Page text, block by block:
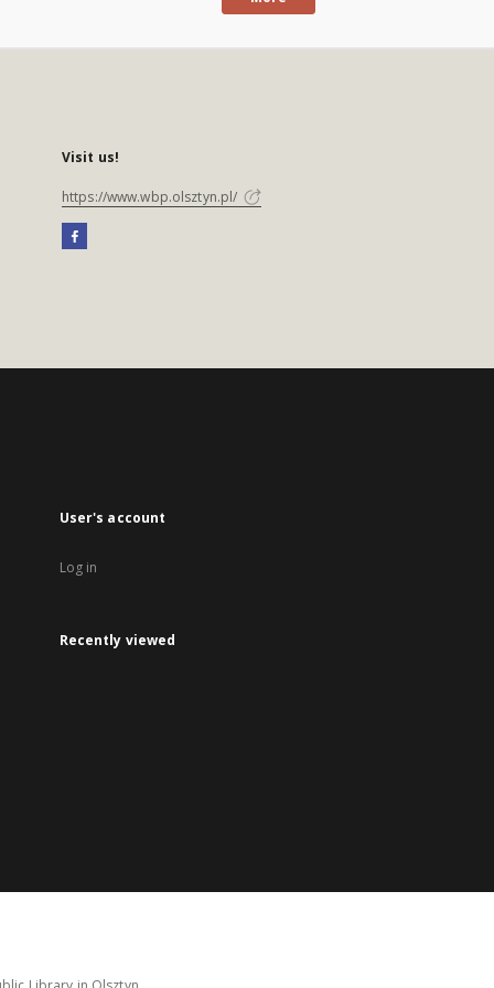
Visit us!
https://www.wbp.olsztyn.pl/
User's account
Log in
Recently viewed